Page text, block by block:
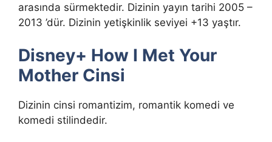
arasında sürmektedir. Dizinin yayın tarihi 2005 –
2013 ’dür. Dizinin yetişkinlik seviyei +13 yaştır.
Disney+ How I Met Your
Mother Cinsi
Dizinin cinsi romantizim, romantik komedi ve
komedi stilindedir.